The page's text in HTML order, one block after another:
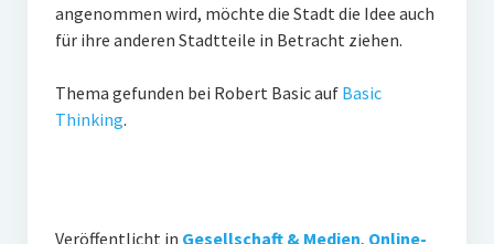
angenommen wird, möchte die Stadt die Idee auch
für ihre anderen Stadtteile in Betracht ziehen.
Thema gefunden bei Robert Basic auf Basic
Thinking.
Veröffentlicht in Gesellschaft & Medien, Online-